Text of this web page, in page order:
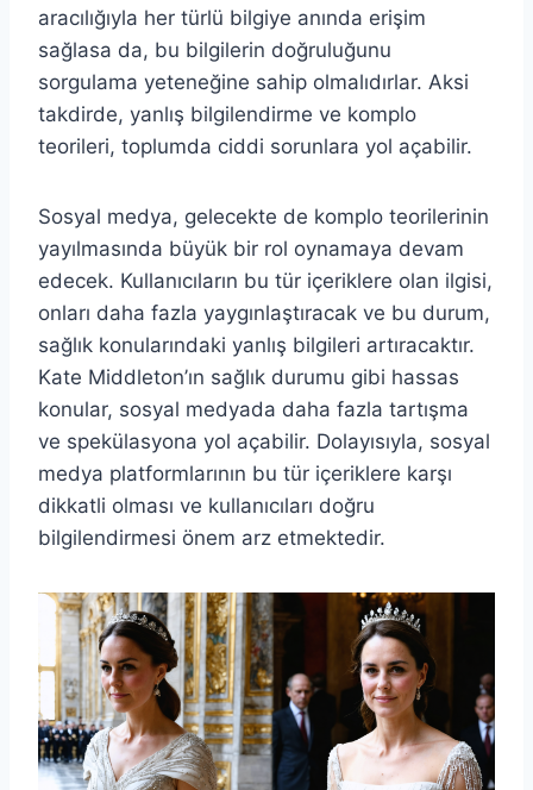
aracılığıyla her türlü bilgiye anında erişim
sağlasa da, bu bilgilerin doğruluğunu
sorgulama yeteneğine sahip olmalıdırlar. Aksi
takdirde, yanlış bilgilendirme ve komplo
teorileri, toplumda ciddi sorunlara yol açabilir.
Sosyal medya, gelecekte de komplo teorilerinin
yayılmasında büyük bir rol oynamaya devam
edecek. Kullanıcıların bu tür içeriklere olan ilgisi,
onları daha fazla yaygınlaştıracak ve bu durum,
sağlık konularındaki yanlış bilgileri artıracaktır.
Kate Middleton’ın sağlık durumu gibi hassas
konular, sosyal medyada daha fazla tartışma
ve spekülasyona yol açabilir. Dolayısıyla, sosyal
medya platformlarının bu tür içeriklere karşı
dikkatli olması ve kullanıcıları doğru
bilgilendirmesi önem arz etmektedir.